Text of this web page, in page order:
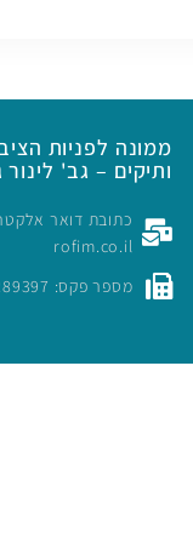
ממונה לפניות
ותיקים – גב' לינור
rofim.co.il
מספר פקס: 03-7289397